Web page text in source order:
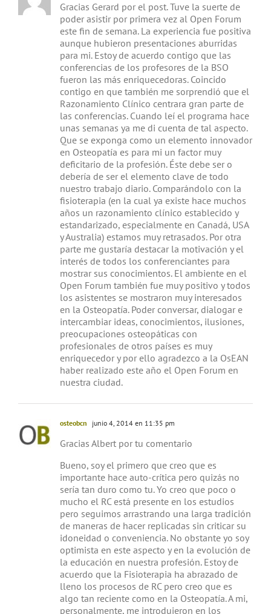
Gracias Gerard por el post. Tuve la suerte de
poder asistir por primera vez al Open Forum
este fin de semana. La experiencia fue positiva
aunque hubieron presentaciones aburridas
para mi. Estoy de acuerdo contigo que las
conferencias de los profesores de la BSO
fueron las más enriquecedoras. Coincido
contigo en que también me sorprendió que el
Razonamiento Clínico centrara gran parte de
las conferencias. Cuando leí el programa hace
unas semanas ya me di cuenta de tal aspecto.
Que se exponga como un elemento innovador
en Osteopatía es para mi un factor muy
deficitario de la profesión. Éste debe ser o
debería de ser el elemento clave de todo
nuestro trabajo diario. Comparándolo con la
fisioterapia (en la cual ya existe hace muchos
años un razonamiento clínico establecido y
estandarizado, especialmente en Canadá, USA
y Australia) estamos muy retrasados. Por otra
parte me gustaría destacar la motivación y el
interés de todos los conferenciantes para
mostrar sus conocimientos. El ambiente en el
Open Forum también fue muy positivo y todos
los asistentes se mostraron muy interesados
en la Osteopatía. Poder conversar, dialogar e
intercambiar ideas, conocimientos, ilusiones,
preocupaciones osteopáticas con
profesionales de otros países es muy
enriquecedor y por ello agradezco a la OsEAN
haber realizado este año el Open Forum en
nuestra ciudad.
osteobcn junio 4, 2014 en 11:35 pm
Gracias Albert por tu comentario
Bueno, soy el primero que creo que es
importante hace auto-crítica pero quizás no
sería tan duro como tu. Yo creo que poco o
mucho el RC está presente en los estudios
pero seguimos arrastrando una larga tradición
de maneras de hacer replicadas sin criticar su
idoneidad o conveniencia. No obstante yo soy
optimista en este aspecto y en la evolución de
la educación en nuestra profesión. Estoy de
acuerdo que la Fisioterapia ha abrazado de
lleno los procesos de RC pero creo que es
algo tan reciente como en la Osteopatía. A mi,
personalmente, me introdujeron en los